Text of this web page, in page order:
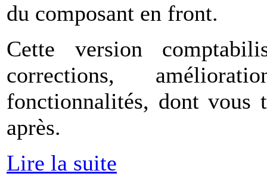
du composant en front.
Cette version
corrections,
fonctionnalités, dont vous
après.
Lire la suite